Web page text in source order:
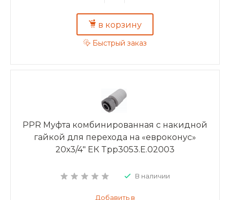
в корзину
Быстрый заказ
PPR Муфта комбинированная с накидной
гайкой для перехода на «евроконус»
20х3/4" ЕК Tpp3053.E.02003
В наличии